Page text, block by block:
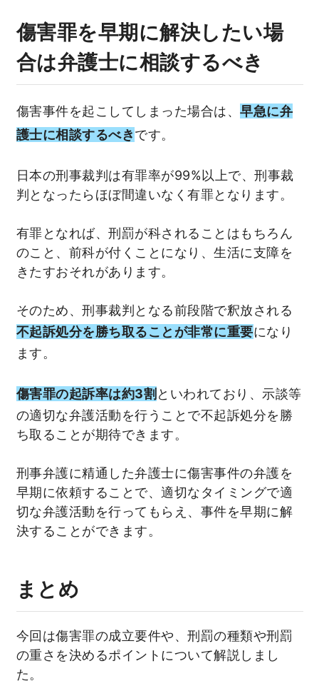
傷害罪を早期に解決したい場
合は弁護士に相談するべき
傷害事件を起こしてしまった場合は、 早急に弁
護士に相談するべきです。
日本の刑事裁判は有罪率が99%以上で、刑事裁
判となったらほぼ間違いなく有罪となります。
有罪となれば、刑罰が科されることはもちろん
のこと、前科が付くことになり、生活に支障を
きたすおそれがあります。
そのため、刑事裁判となる前段階で釈放される
不起訴処分を勝ち取ることが非常に重要になり
ます。
傷害罪の起訴率は約3割 といわれており、示談等
の適切な弁護活動を行うことで不起訴処分を勝
ち取ることが期待できます。
刑事弁護に精通した弁護士に傷害事件の弁護を
早期に依頼することで、適切なタイミングで適
切な弁護活動を行ってもらえ、事件を早期に解
決することができます。
まとめ
今回は傷害罪の成立要件や、刑罰の種類や刑罰
の重さを決めるポイントについて解説しまし
た。